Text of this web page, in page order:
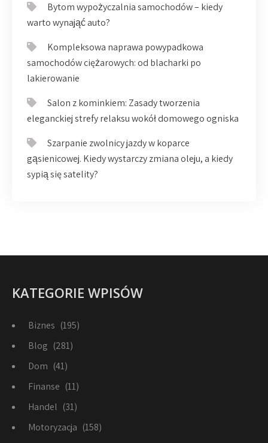
Bytom wypożyczalnia samochodów – kiedy
warto wynająć auto?
Kompleksowa naprawa powypadkowa
samochodów ciężarowych: od blacharki po
lakierowanie
Salon z kominkiem: Zasady tworzenia
eleganckiej strefy relaksu wokół domowego ogniska
Szarpanie zwolnicy jazdy w koparce
gąsienicowej. Kiedy wystarczy zmiana oleju, a kiedy
sypią się satelity?
KATEGORIE WPISÓW
Biznes (195)
Blog (281)
Dom (41)
Finanse (11)
Handel (31)
Motoryzacja (158)